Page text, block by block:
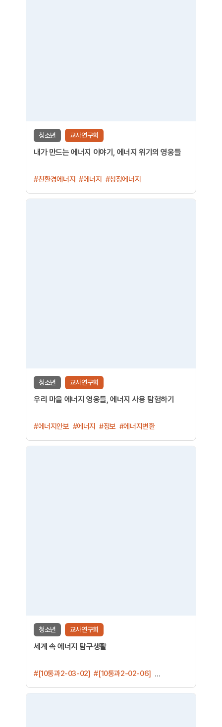
청소년 교사연구회
내가 만드는 에너지 이야기, 에너지 위기의 영웅들
#친환경에너지 #에너지 #청정에너지
청소년 교사연구회
우리 마을 에너지 영웅들, 에너지 사용 탐험하기
#에너지안보 #에너지 #정보 #에너지변환
청소년 교사연구회
세계 속 에너지 탐구생활
#[10통과2-03-02] #[10통과2-02-06]
#[10통사2-05-03] #[12정02-04]